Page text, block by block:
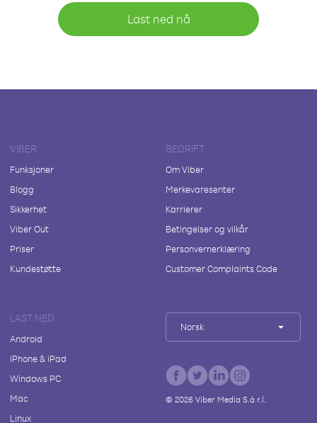
Last ned nå
VIBER
Funksjoner
Blogg
Sikkerhet
Viber Out
Priser
Kundestøtte
BEDRIFT
Om Viber
Merkevaresenter
Karrierer
Betingelser og vilkår
Personvernerklæring
Customer Complaints Code
LAST NED
Android
iPhone & iPad
Windows PC
Mac
Linux
Norsk
© 2026Viber Media S.à r.l.